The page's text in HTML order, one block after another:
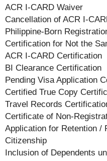
ACR I-CARD Waiver
Cancellation of ACR I-
Philippine-Born
Certification for Not the
ACR I-CARD Certification
BI Clearance Certification
Pending Visa Application
Certified True Copy
Travel Records
Certificate of Non-
Application for Retention /
Citizenship
Inclusion of Dependents